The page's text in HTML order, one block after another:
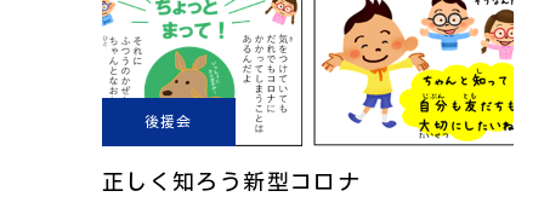
後援会
正しく知ろう新型コロナ